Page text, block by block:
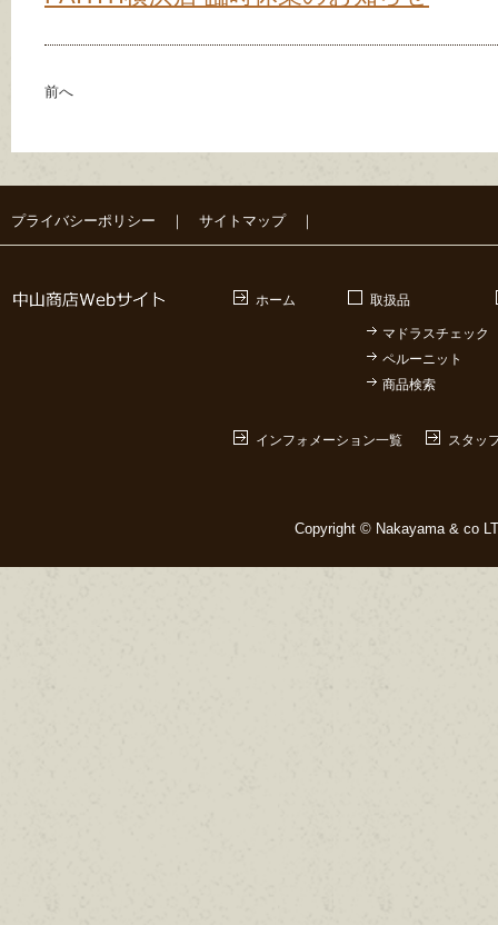
前へ
プライバシーポリシー ｜ サイトマップ｜
ホーム 取扱品
マドラスチェック
ペルーニット
商品検索
インフォメーション一覧 スタッ
Copyright © Nakayama & co